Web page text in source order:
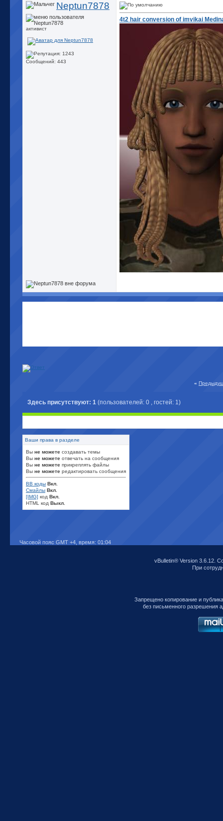
Neptun7878
активист
Сообщений: 443
4t2 hair conversion of imvikai
«
Здесь присутствуют: 1 (пользователей: 0 , гостей: 1)
Ваши права в разделе
Вы не можете создавать темы
Вы не можете отвечать на сообщения
Вы не можете прикреплять файлы
Вы не можете редактировать сообщения
BB коды Вкл.
Смайлы Вкл.
[IMG] код Вкл.
HTML код Выкл.
Часовой пояс GMT +4, время: 01:04
vBulletin® Version 3.6.12.
При
Запрещено копирование и
без письменного разрешения